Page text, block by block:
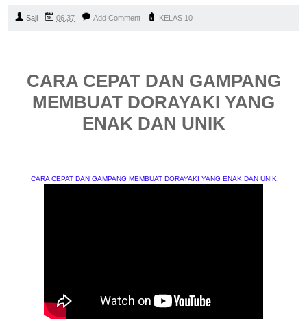
Saji 06.37 Add Comment KELAS 10
CARA CEPAT DAN GAMPANG
MEMBUAT DORAYAKI YANG
ENAK DAN UNIK
CARA CEPAT DAN GAMPANG MEMBUAT DORAYAKI YANG ENAK DAN UNIK